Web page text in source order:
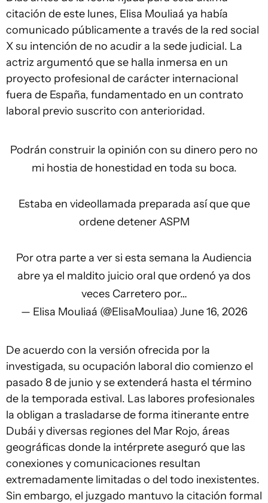
citación de este lunes, Elisa Mouliaá ya había
comunicado públicamente a través de la red social
X su intención de no acudir a la sede judicial. La
actriz argumentó que se halla inmersa en un
proyecto profesional de carácter internacional
fuera de España, fundamentado en un contrato
laboral previo suscrito con anterioridad.
Podrán construir la opinión con su dinero pero no
mi hostia de honestidad en toda su boca.
Estaba en videollamada preparada así que que
ordene detener ASPM
Por otra parte a ver si esta semana la Audiencia
abre ya el maldito juicio oral que ordenó ya dos
veces Carretero por…
— Elisa Mouliaá (@ElisaMouliaa) June 16, 2026
De acuerdo con la versión ofrecida por la
investigada, su ocupación laboral dio comienzo el
pasado 8 de junio y se extenderá hasta el término
de la temporada estival. Las labores profesionales
la obligan a trasladarse de forma itinerante entre
Dubái y diversas regiones del Mar Rojo, áreas
geográficas donde la intérprete aseguró que las
conexiones y comunicaciones resultan
extremadamente limitadas o del todo inexistentes.
Sin embargo, el juzgado mantuvo la citación formal